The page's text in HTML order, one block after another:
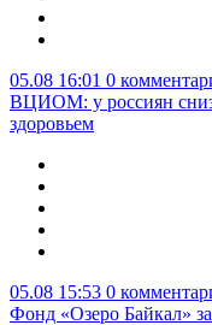
05.08 16:01 0
ВЦИОМ: у россиян
здоровьем
05.08 15:53 0
Фонд «Озеро Байкал»